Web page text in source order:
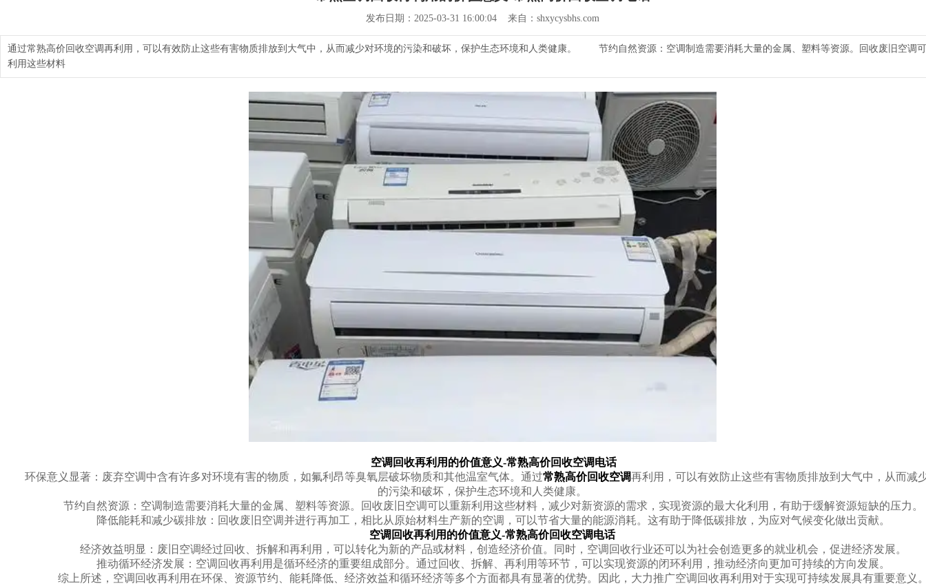
发布日期：2025-03-31 16:00:04 来自：shxycysbhs.com
通过常熟高价回收空调再利用，可以有效防止这些有害物质排放到大气中，从而减少对环境的污染和破坏，保护生态环境和人类健康。 节约自然资源：空调制造需要消耗大量的金属、塑料等资源。回收废旧空调
利用这些材料
空调回收再利用的价值意义-常熟高价回收空调电话
环保意义显著：废弃空调中含有许多对环境有害的物质，如氟利昂等臭氧层破坏物质和其他温室气体。通过常熟高价回收空调再利用，可以有效防止这些有害物质排放到大气中，从而减
的污染和破坏，保护生态环境和人类健康。
节约自然资源：空调制造需要消耗大量的金属、塑料等资源。回收废旧空调可以重新利用这些材料，减少对新资源的需求，实现资源的最大化利用，有助于缓解资源短缺的压力。
降低能耗和减少碳排放：回收废旧空调并进行再加工，相比从原始材料生产新的空调，可以节省大量的能源消耗。这有助于降低碳排放，为应对气候变化做出贡献。
空调回收再利用的价值意义-常熟高价回收空调电话
经济效益明显：废旧空调经过回收、拆解和再利用，可以转化为新的产品或材料，创造经济价值。同时，空调回收行业还可以为社会创造更多的就业机会，促进经济发展。
推动循环经济发展：空调回收再利用是循环经济的重要组成部分。通过回收、拆解、再利用等环节，可以实现资源的闭环利用，推动经济向更加可持续的方向发展。
综上所述，空调回收再利用在环保、资源节约、能耗降低、经济效益和循环经济等多个方面都具有显著的优势。因此，大力推广空调回收再利用对于实现可持续发展具有重要意义